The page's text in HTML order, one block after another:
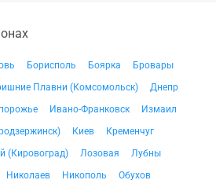
Борисполь Боярка
Бровары
Плавни (Комсомольск)
Днепр
Ивано-Франковск
Измаил
Киев
Кременчуг
(Кировоград) Лозовая
Лубны
Николаев Никополь
Обухов